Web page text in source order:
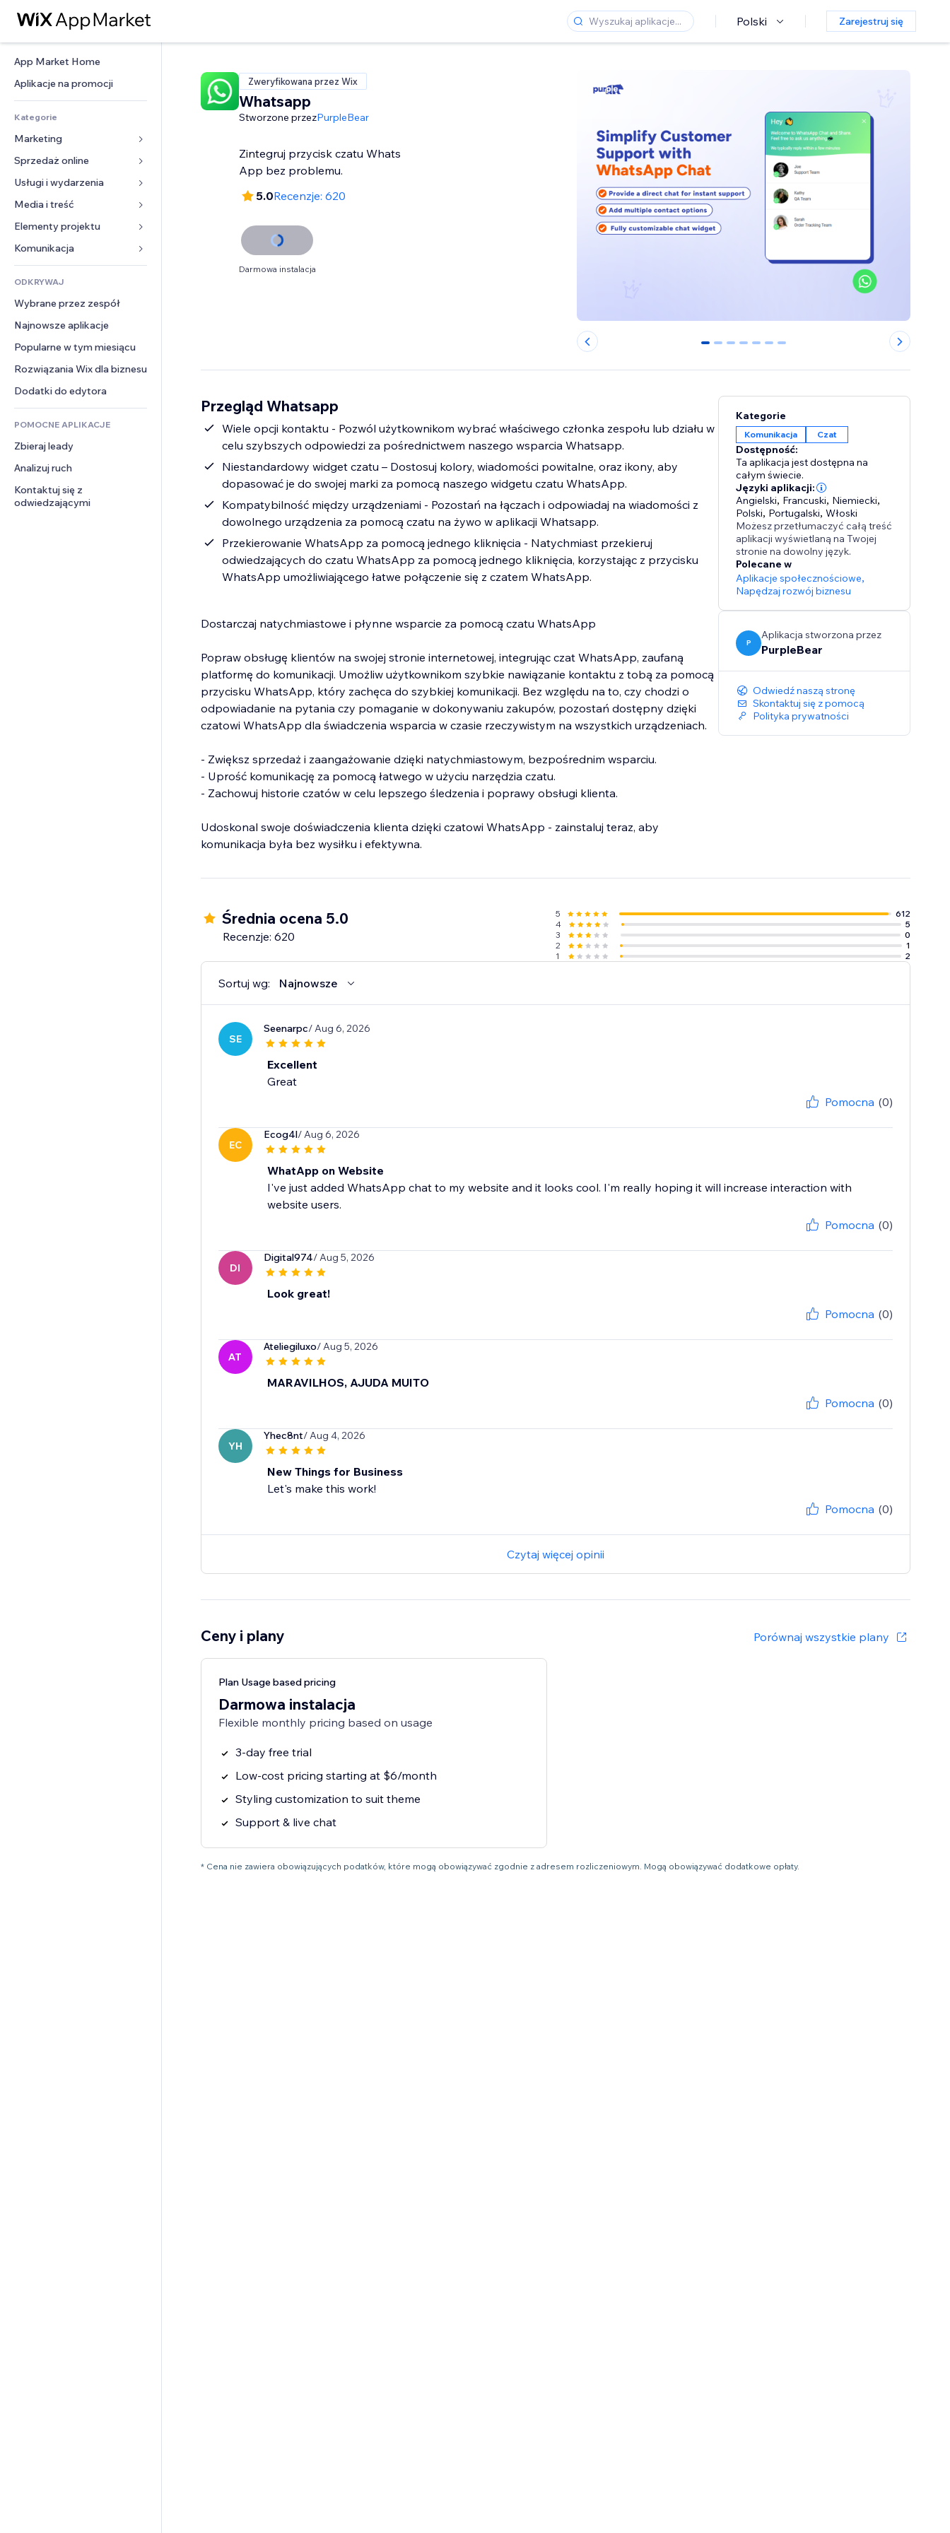
Polski Zarejestruj się
App Market Home
Aplikacje na promocji
Kategorie
Marketing
Reklamy
Smartfon
Analityka
Listy witryn
E-mail
Sprzedaż online
Aplikacje do sklepów
Wysyłka i dostawa
Przyciski sprzedaży
Rachunkowość
Kupony i lojalność
Rozwiązania dla
magazynowania
Dropshipping
Ceny i subskrypcja
Crowdfunding
Żywność i napoje
Usługi i wydarzenia
Hotele
Wydarzenia
Restauracje
Nieruchomości
Rezerwacje
Media i treść
Galeria
Muzyka
Podkasty
Fotografia
Film
PDF
Udostępnianie plików
Wiadomości
Elementy projektu
Mapy i nawigacja
Prywatność i bezpieczeństwo
Zegar
Szablony stron
Efekty obrazu
Przyciski i menu
Banery i odznaki
Kalkulatory
Szukaj
Pogoda
Wykresy i tabele
Formularze
Ankiety
Czat
Komentarze
Telefon
Społeczność
Opinie i polecenia
CRM
ODKRYWAJ
Wybrane przez zespół
Najnowsze aplikacje
Popularne w tym miesiącu
Rozwiązania Wix dla biznesu
Dodatki do edytora
POMOCNE APLIKACJE
Zbieraj leady
Analizuj ruch
Kontaktuj się z
odwiedzającymi
Zweryfikowana przez Wix
Whatsapp
Stworzone przezPurpleBear
Zintegruj przycisk czatu Whats
App bez problemu.
5.0Recenzje: 620
Darmowa instalacja
0 1 2 3 4 5 6
Przegląd Whatsapp
Wiele opcji kontaktu - Pozwól użytkownikom wybrać właściwego członka zespołu lub działu w
celu szybszych odpowiedzi za pośrednictwem naszego wsparcia Whatsapp.
Niestandardowy widget czatu – Dostosuj kolory, wiadomości powitalne, oraz ikony, aby
dopasować je do swojej marki za pomocą naszego widgetu czatu WhatsApp.
Kompatybilność między urządzeniami - Pozostań na łączach i odpowiadaj na wiadomości z
dowolnego urządzenia za pomocą czatu na żywo w aplikacji Whatsapp.
Przekierowanie WhatsApp za pomocą jednego kliknięcia - Natychmiast przekieruj
odwiedzających do czatu WhatsApp za pomocą jednego kliknięcia, korzystając z przycisku
WhatsApp umożliwiającego łatwe połączenie się z czatem WhatsApp.
Dostarczaj natychmiastowe i płynne wsparcie za pomocą czatu WhatsApp
Popraw obsługę klientów na swojej stronie internetowej, integrując czat WhatsApp, zaufaną
platformę do komunikacji. Umożliw użytkownikom szybkie nawiązanie kontaktu z tobą za pomocą
przycisku WhatsApp, który zachęca do szybkiej komunikacji. Bez względu na to, czy chodzi o
odpowiadanie na pytania czy pomaganie w dokonywaniu zakupów, pozostań dostępny dzięki
czatowi WhatsApp dla świadczenia wsparcia w czasie rzeczywistym na wszystkich urządzeniach.
- Zwiększ sprzedaż i zaangażowanie dzięki natychmiastowym, bezpośrednim wsparciu.
- Uprość komunikację za pomocą łatwego w użyciu narzędzia czatu.
- Zachowuj historie czatów w celu lepszego śledzenia i poprawy obsługi klienta.
Udoskonal swoje doświadczenia klienta dzięki czatowi WhatsApp - zainstaluj teraz, aby
komunikacja była bez wysiłku i efektywna.
Kategorie
Komunikacja Czat
Dostępność:
Ta aplikacja jest dostępna na
całym świecie.
Języki aplikacji:
Angielski, Francuski, Niemiecki,
Polski, Portugalski,Włoski
Możesz przetłumaczyć całą treść
aplikacji wyświetlaną na Twojej
stronie na dowolny język.
Polecane w
Aplikacje społecznościowe,
Napędzaj rozwój biznesu
P
Aplikacja stworzona przez
PurpleBear
Odwiedź naszą stronę
Skontaktuj się z pomocą
Polityka prywatności
Średnia ocena 5.0
Recenzje: 620
5
612
4
5
3
0
2
1
1
2
Sortuj wg: Najnowsze
SE
Seenarpc/ Aug 6, 2026
Excellent
Great
Pomocna (0)
EC
Ecog4l/ Aug 6, 2026
WhatApp on Website
I've just added WhatsApp chat to my website and it looks cool. I'm really hoping it will increase interaction with
website users.
Pomocna (0)
DI
Digital974/ Aug 5, 2026
Look great!
Pomocna (0)
AT
Ateliegiluxo/ Aug 5, 2026
MARAVILHOS, AJUDA MUITO
Pomocna (0)
YH
Yhec8nt/ Aug 4, 2026
New Things for Business
Let's make this work!
Pomocna (0)
Czytaj więcej opinii
Ceny i plany Porównaj wszystkie plany
Plan Usage based pricing
Darmowa instalacja
Flexible monthly pricing based on usage
3-day free trial
Low-cost pricing starting at $6/month
Styling customization to suit theme
Support & live chat
* Cena nie zawiera obowiązujących podatków, które mogą obowiązywać zgodnie z adresem rozliczeniowym. Mogą obowiązywać dodatkowe opłaty.